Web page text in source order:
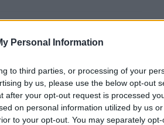
Personal Information
to third parties, or processing of your
by us, please use the below opt-out
after your opt-out request is processed
on personal information utilized by us
to your opt-out. You may separately
Szaúd-Arábiában.
végén Jake Dennist
E-s futamán.